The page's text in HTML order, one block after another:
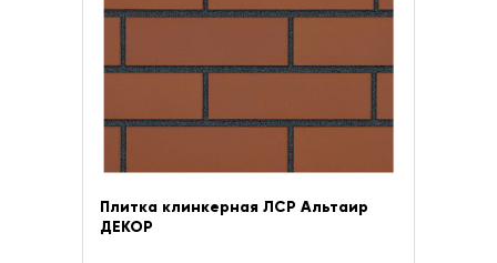
Плитка клинкерная ЛСР Альтаир
ДЕКОР